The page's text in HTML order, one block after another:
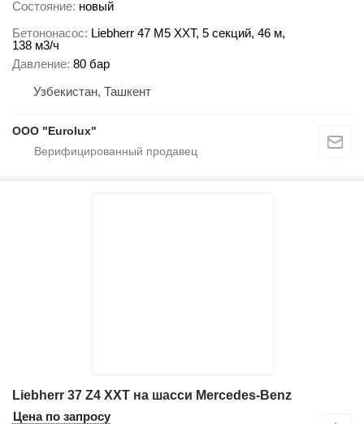
Состояние новый
Бетононасос Liebherr 47 M5 XXT, 5 секций, 46 м,
138 м3/ч
Давление 80 бар
Узбекистан, Ташкент
ООО "Eurolux"
Liebherr 37 Z4 XXT на шасси Mercedes-Benz
Цена по запросу